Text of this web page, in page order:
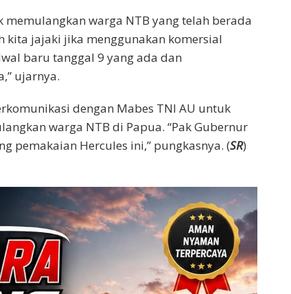
warga NTB yang telah berada
kita jajaki jika menggunakan komersial
baru tanggal 9 yang ada dan
ujarnya.
dengan Mabes TNI AU untuk
warga NTB di Papua. “Pak Gubernur
pemakaian Hercules ini,” pungkasnya. (SR)